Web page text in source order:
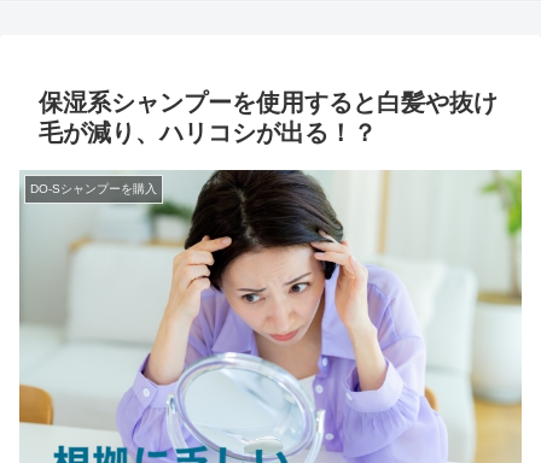
保湿系シャンプーを使用すると白髪や抜け
毛が減り、ハリコシが出る！？
DO-Sシャンプーを購入